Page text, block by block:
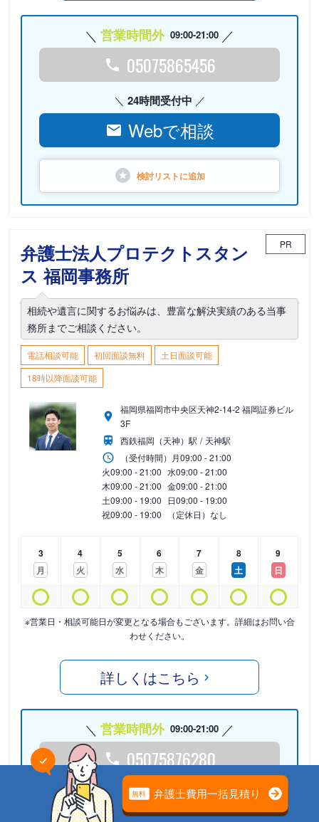
営業時間外 09:00-21:00
05075865456
24時間受付中
Webで相談
検討リストに追加
弁護士法人プロテクトスタン
ス 福岡事務所
PR
相続や遺言に関するお悩みは、豊富な解決実績のある当事
務所までご相談ください。
電話相談可能 初回面談無料
土日面談可能
18時以降面談可能
福岡県福岡市中央区天神2-14-2 福岡証券ビル
3F
西鉄福岡（天神）駅
天神駅
（受付時間） 月09:00 - 21:00
火09:00 - 21:00 水09:00 - 21:00
木09:00 - 21:00 金09:00 - 21:00
土09:00 - 19:00 日09:00 - 19:00
祝09:00 - 19:00 （定休日）なし
3
月
4
火
5
水
6
木
7
金
8
土
9
日
※営業日・相談可能日が変更となる場合もございます。詳細はお問い合
わせください。
詳しくはこちら
営業時間外 09:00-21:00
05075876280
24時間受付中